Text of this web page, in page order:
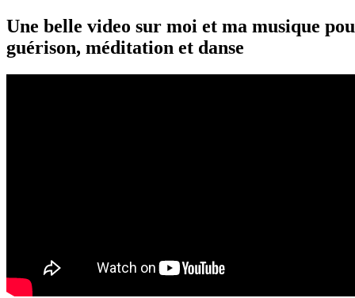
Une belle video sur moi et ma musique
guérison, méditation et danse